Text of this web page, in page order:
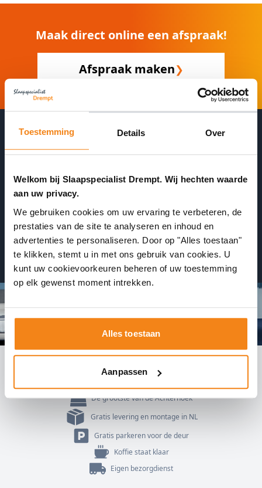
Toestemming Details Over
Welkom bij Slaapspecialist Drempt. Wij hechten waarde
aan uw privacy.
We gebruiken cookies om uw ervaring te verbeteren, de
prestaties van de site te analyseren en inhoud en
advertenties te personaliseren. Door op "Alles toestaan"
te klikken, stemt u in met ons gebruik van cookies. U
kunt uw cookievoorkeuren beheren of uw toestemming
op elk gewenst moment intrekken.
Alles toestaan
Aanpassen
Maak direct online een afspraak!
Afspraak maken❯
Plan 24/7 een afspraak in
Ontvang direct een bevestiging
De grootste van de Achterhoek
Gratis levering en montage in NL
Gratis parkeren voor de deur
Koffie staat klaar
Eigen bezorgdienst